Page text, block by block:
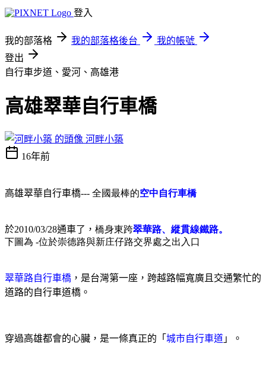
登入
我的部落格 我的部落格後台
我的帳號
登出
自行車步道、愛河、高雄港
高雄翠華自行車橋
河畔小築
16年前
高雄翠華自行車橋--- 全國最棒的空中自行車橋
於2010/03/28通車了， 橋身東跨翠華路、縱貫線鐵路。
下圖為 -位於崇德路與新庄仔路交界處之出入口
翠華路自行車橋 ，是台灣第一座，跨越路幅寬廣且交通繁忙的
道路的自行車道橋。
穿過高雄都會的心臟，是一條真正的「 城市自行車道 」。